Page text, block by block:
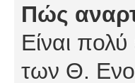
Πώς
Είναι
των Θ.